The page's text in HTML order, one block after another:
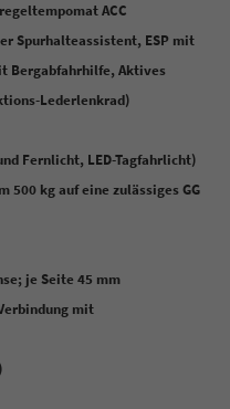
ACC
Spurhalteassistent, ESP mit
Bergabfahrhilfe, Aktives
Lederlenkrad)
Fernlicht, LED-Tagfahrlicht)
500 kg auf eine zulässiges GG
je Seite 45 mm
mit